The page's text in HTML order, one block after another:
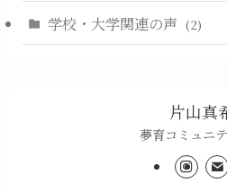
学校・大学関連の声 (2)
片山真
夢育コミュニ